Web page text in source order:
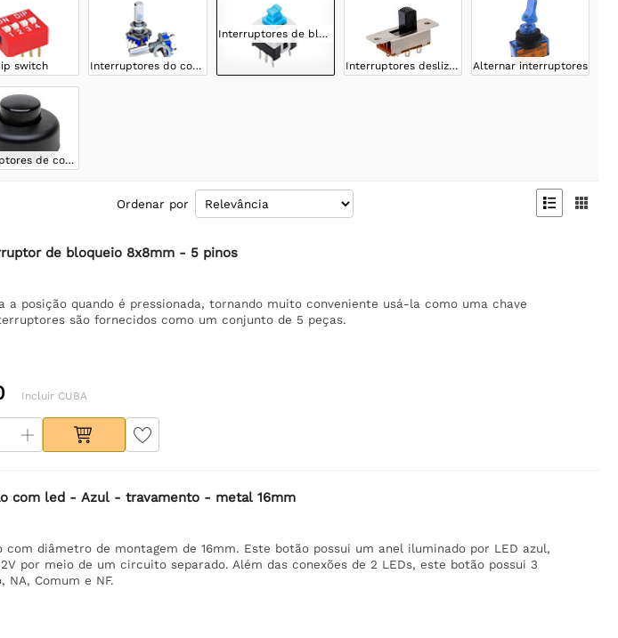
switch Interruptores do codificador rotativo
Interruptores de bloqueio
Interruptores deslizantes Alternar interruptores
Interruptores de controle
Ordenar por  
de bloqueio 8x8mm - 5 pinos
a posição quando é pressionada, tornando muito conveniente usá-la como uma chave
são fornecidos como um conjunto de 5 peças.
Incluir CUBA
com led - Azul - travamento - metal 16mm
com diâmetro de montagem de 16mm. Este botão possui um anel iluminado por LED azul,
por meio de um circuito separado. Além das conexões de 2 LEDs, este botão possui 3
NA, Comum e NF.